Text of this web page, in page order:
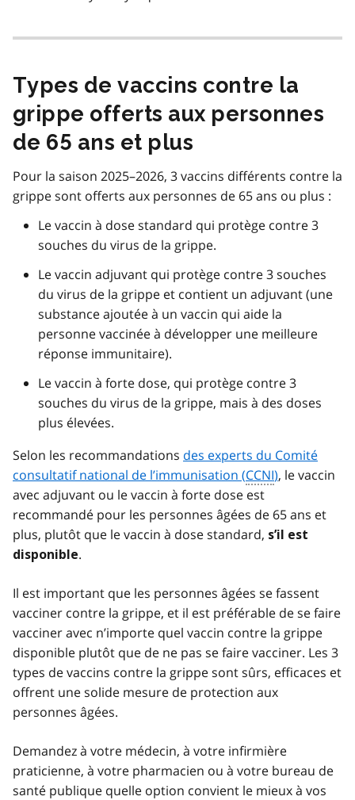
Types de vaccins contre la
grippe offerts aux personnes
de 65 ans et plus
Pour la saison 2025–2026, 3 vaccins différents contre la
grippe sont offerts aux personnes de 65 ans ou plus :
Le vaccin à dose standard qui protège contre 3
souches du virus de la grippe.
Le vaccin adjuvant qui protège contre 3 souches
du virus de la grippe et contient un adjuvant (une
substance ajoutée à un vaccin qui aide la
personne vaccinée à développer une meilleure
réponse immunitaire).
Le vaccin à forte dose, qui protège contre 3
souches du virus de la grippe, mais à des doses
plus élevées.
Selon les recommandations des experts du Comité
consultatif national de l’immunisation (CCNI), le vaccin
avec adjuvant ou le vaccin à forte dose est
recommandé pour les personnes âgées de 65 ans et
plus, plutôt que le vaccin à dose standard, s’il est
disponible.
Il est important que les personnes âgées se fassent
vacciner contre la grippe, et il est préférable de se faire
vacciner avec n’importe quel vaccin contre la grippe
disponible plutôt que de ne pas se faire vacciner. Les 3
types de vaccins contre la grippe sont sûrs, efficaces et
offrent une solide mesure de protection aux
personnes âgées.
Demandez à votre médecin, à votre infirmière
praticienne, à votre pharmacien ou à votre bureau de
santé publique quelle option convient le mieux à vos